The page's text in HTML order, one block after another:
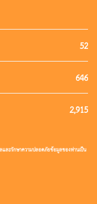
52
646
2,915
และรักษาความปลอดภัยข้อมูลของท่านเป็น